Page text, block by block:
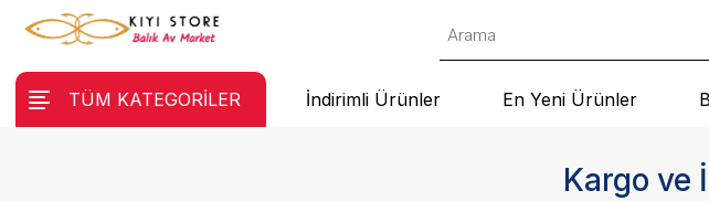
TÜM KATEGORİLER İndirimli Ürünler En Yeni Ürünler
Kargo ve